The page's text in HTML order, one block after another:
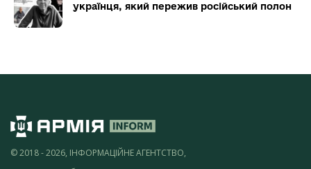
українця, який пережив російський полон
© 2018 - 2026, ІНФОРМАЦІЙНЕ АГЕНТСТВО,